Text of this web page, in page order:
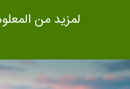
لمزيد من